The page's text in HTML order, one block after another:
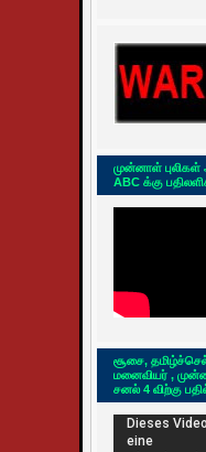
முன்னாள் புலிகள்
ABC க்கு
சூசை,
மனைவியர் ,
சனல் 4 விற்கு